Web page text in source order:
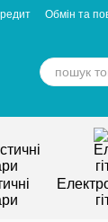
Обмін та